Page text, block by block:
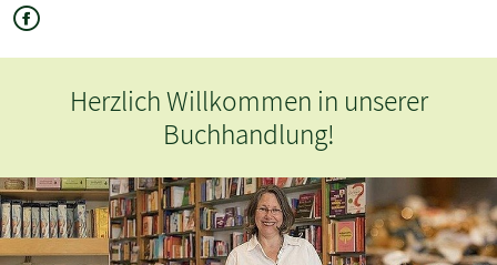
Herzlich Willkommen in unserer
Buchhandlung!